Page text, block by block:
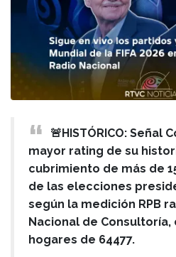
🚨HISTÓRICO: Señal
mayor rating de su
cubrimiento de más de
de las elecciones
según la medición RPB
Nacional de Consultoría,
hogares de 64477.